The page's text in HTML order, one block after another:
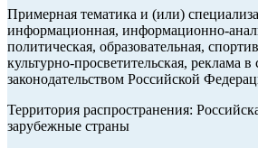
Примерная тематика и (или)
информационная, информационно-
политическая, образовательная,
культурно-просветительская, реклама в
законодательством Российской
Территория распространения:
зарубежные страны